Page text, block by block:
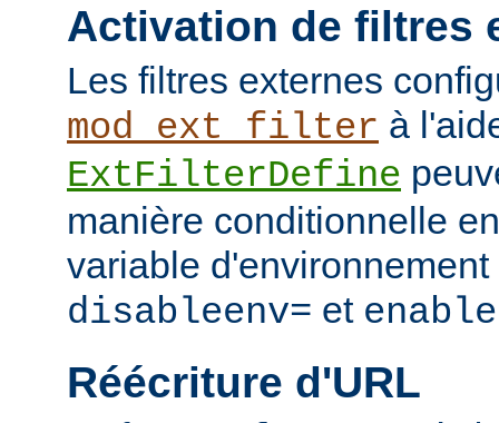
Activation de filtres
Les filtres externes
mod_ext_filter à
ExtFilterDefine
manière conditionnelle
variable
disableenv= et
Réécriture d'URL